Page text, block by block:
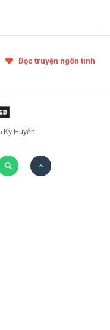
Đọc truyện ngôn tình
Huyễn